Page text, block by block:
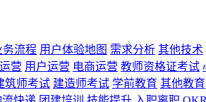
务流程 用户体验地图 需求分析 其他技术
营 用户运营 电商运营 教师资格证考试
筑师考试 建造师考试 学前教育 其他教育